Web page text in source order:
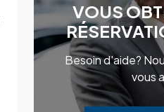
VOUS
Besoin d'aide?
vous